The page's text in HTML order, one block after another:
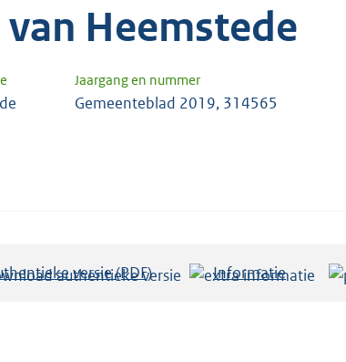
Heemstede
Jaargang en nummer
Gemeenteblad 2019, 314565
versie (PDF)b
Informatie